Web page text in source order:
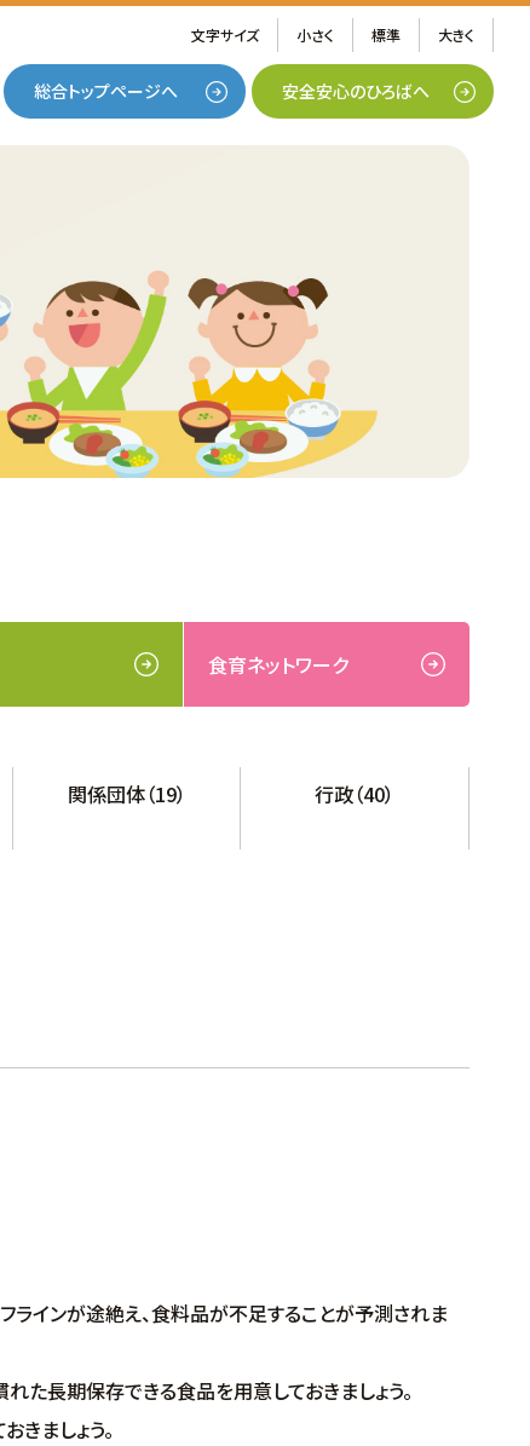
文字サイズ 小さく 標準 大きく
総合トップページへ 安全安心のひろばへ
食育ネットワーク
関係団体（19） 行政（40）
フラインが途絶え、食料品が不足することが予測されま
れた長期保存できる食品を用意しておきましょう。
ましょう。